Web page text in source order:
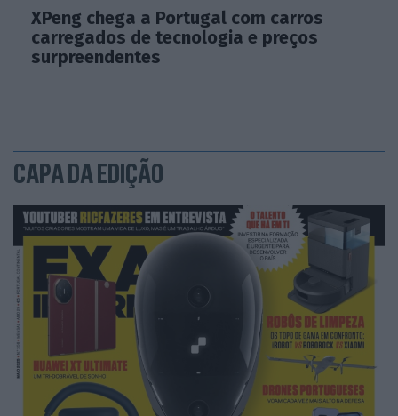
XPeng chega a Portugal com carros
carregados de tecnologia e preços
surpreendentes
CAPA DA EDIÇÃO